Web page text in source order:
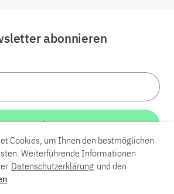
BlueskyYouTube
abonnieren
Weiter
Cookies, um Ihnen den bestmöglichen
Weiterführende Informationen
Datenschutzerklärung und den
.